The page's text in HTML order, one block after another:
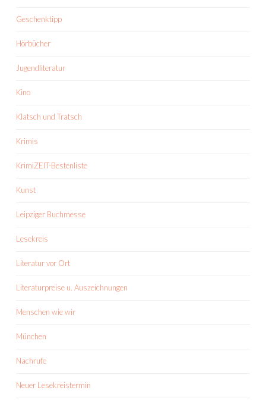
Geschenktipp
Hörbücher
Jugendliteratur
Kino
Klatsch und Tratsch
Krimis
KrimiZEIT-Bestenliste
Kunst
Leipziger Buchmesse
Lesekreis
Literatur vor Ort
Literaturpreise u. Auszeichnungen
Menschen wie wir
München
Nachrufe
Neuer Lesekreistermin